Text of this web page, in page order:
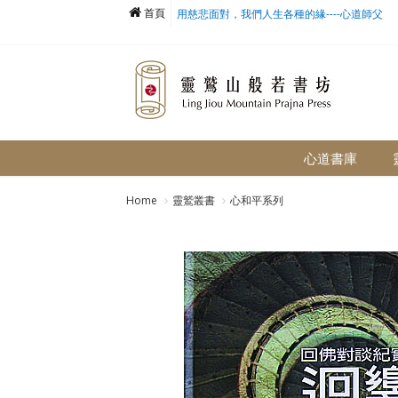
首頁 用慈悲面對，我們人生各種的緣----心道師父
心道書庫
Home 靈鷲叢書 心和平系列